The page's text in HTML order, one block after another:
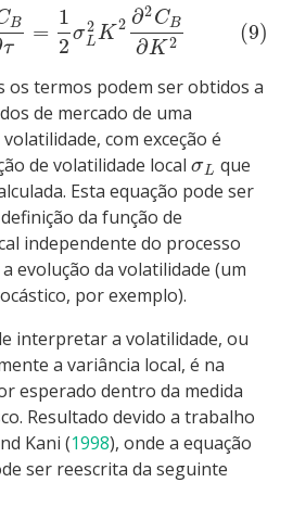
B
τ
=
1
2
σ2
L K 2 ∂2CB
∂K 2 (9)
os termos podem ser obtidos a
de mercado de uma
com exceção é
de volatilidade localσ L que
Esta equação pode ser
da função de
independente do processo
evolução da volatilidade (um
por exemplo).
interpretar a volatilidade, ou
a variância local, é na
esperado dentro da medida
Resultado devido a trabalho
Kani (1998), onde a equação
ser reescrita da seguinte